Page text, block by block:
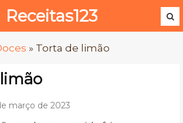
Receitas123
» Torta de limão
março de 2023